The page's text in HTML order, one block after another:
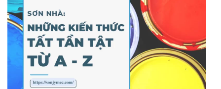
một thời gian […]